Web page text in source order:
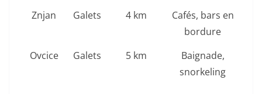
Znjan Galets 4 km
Cafés, bars en
bordure
Ovcice
Galets 5 km
Baignade,
snorkeling